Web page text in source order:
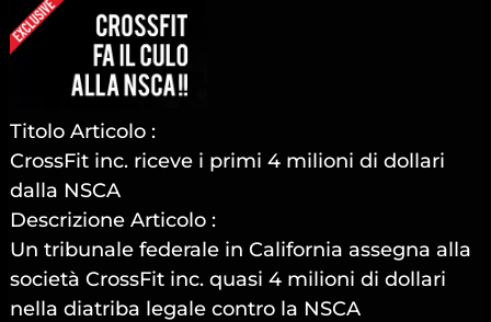
Titolo Articolo :
CrossFit inc. riceve i primi 4 milioni di dollari
dalla NSCA
Descrizione Articolo :
Un tribunale federale in California assegna alla
società CrossFit inc. quasi 4 milioni di dollari
nella diatriba legale contro la NSCA